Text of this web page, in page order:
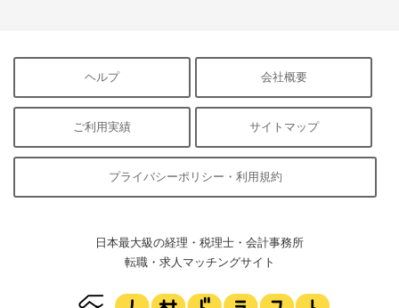
ヘルプ 会社概要
ご利用実績 サイトマップ
プライバシーポリシー・利用規約
日本最大級の経理・税理士・会計事務所
転職・求人マッチングサイト